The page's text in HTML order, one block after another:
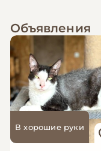
Объявления
В хорошие руки